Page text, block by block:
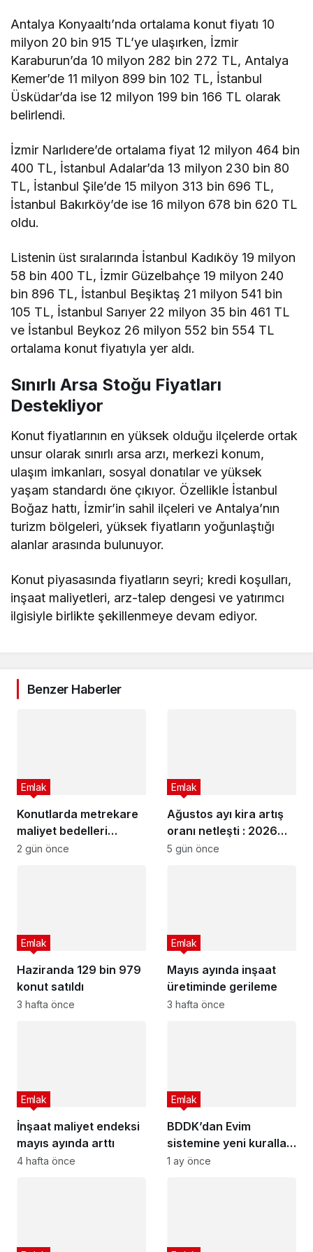
Antalya Konyaaltı’nda ortalama konut fiyatı 10
milyon 20 bin 915 TL’ye ulaşırken, İzmir
Karaburun’da 10 milyon 282 bin 272 TL, Antalya
Kemer’de 11 milyon 899 bin 102 TL, İstanbul
Üsküdar’da ise 12 milyon 199 bin 166 TL olarak
belirlendi.
İzmir Narlıdere’de ortalama fiyat 12 milyon 464 bin
400 TL, İstanbul Adalar’da 13 milyon 230 bin 80
TL, İstanbul Şile’de 15 milyon 313 bin 696 TL,
İstanbul Bakırköy’de ise 16 milyon 678 bin 620 TL
oldu.
Listenin üst sıralarında İstanbul Kadıköy 19 milyon
58 bin 400 TL, İzmir Güzelbahçe 19 milyon 240
bin 896 TL, İstanbul Beşiktaş 21 milyon 541 bin
105 TL, İstanbul Sarıyer 22 milyon 35 bin 461 TL
ve İstanbul Beykoz 26 milyon 552 bin 554 TL
ortalama konut fiyatıyla yer aldı.
Sınırlı Arsa Stoğu Fiyatları
Destekliyor
Konut fiyatlarının en yüksek olduğu ilçelerde ortak
unsur olarak sınırlı arsa arzı, merkezi konum,
ulaşım imkanları, sosyal donatılar ve yüksek
yaşam standardı öne çıkıyor. Özellikle İstanbul
Boğaz hattı, İzmir’in sahil ilçeleri ve Antalya’nın
turizm bölgeleri, yüksek fiyatların yoğunlaştığı
alanlar arasında bulunuyor.
Konut piyasasında fiyatların seyri; kredi koşulları,
inşaat maliyetleri, arz-talep dengesi ve yatırımcı
ilgisiyle birlikte şekillenmeye devam ediyor.
Benzer Haberler
Konutlarda metrekare
maliyet bedelleri
güncellendi
Emlak
2 gün önce
Ağustos ayı kira artış
oranı netleşti : 2026
Ağustos ayı kira artış
Emlak
5 gün önce
Haziranda 129 bin 979
konut satıldı
Emlak
3 hafta önce
Mayıs ayında inşaat
üretiminde gerileme
Emlak
3 hafta önce
İnşaat maliyet endeksi
mayıs ayında arttı
Emlak
4 hafta önce
BDDK’dan Evim
sistemine yeni kurallar
geldi
Emlak
1 ay önce